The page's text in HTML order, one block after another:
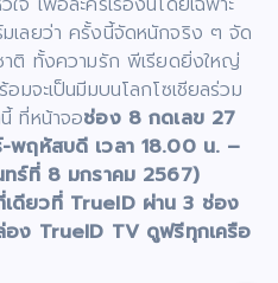
ลยว่า ครั้งนี้จัดหนักจริง ๆ จัด
ติ ทั้งความรัก พีเรียดยิ่งใหญ่
มจะเป็นมีมบนโลกโซเชียลร่วม
ที่หน้าจอช่อง 8 กดเลข 27
พฤหัสบดี เวลา 18.00 น. –
ร์ที่ 8 มกราคม 2567)
ดียวที่ TrueID ผ่าน 3 ช่อง
อง TrueID TV ดูฟรีทุกเครือ